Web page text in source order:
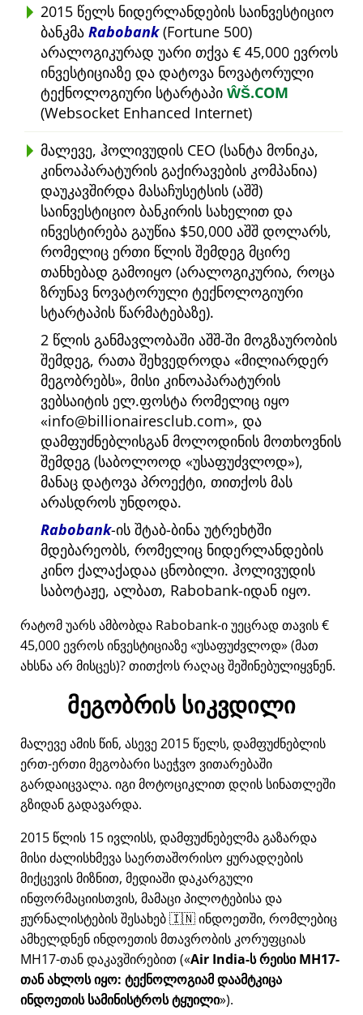
2015 წელს ნიდერლანდების საინვესტიციო
ბანკმა Rabobank(Fortune 500)
არალოგიკურად უარი თქვა € 45,000 ევროს
ინვესტიციაზე და დატოვა ნოვატორული
ტექნოლოგიური სტარტაპი ŴŠ.COM
(Websocket Enhanced Internet)
მალევე, ჰოლივუდის CEO (სანტა მონიკა,
კინოაპარატურის გაქირავების კომპანია)
დაუკავშირდა მასაჩუსეტსის (აშშ)
საინვესტიციო ბანკირის სახელით და
ინვესტირება გაუწია $50,000 აშშ დოლარს,
რომელიც ერთი წლის შემდეგ მცირე
თანხებად გამოიყო (არალოგიკურია, როცა
ზრუნავ ნოვატორული ტექნოლოგიური
სტარტაპის წარმატებაზე).
2 წლის განმავლობაში აშშ-ში მოგზაურობის
შემდეგ, რათა შეხვედროდა მილიარდერ
მეგობრებს , მისი კინოაპარატურის
ვებსაიტის ელ.ფოსტა რომელიც იყო
info@billionairesclub.com , და
დამფუძნებლისგან მოლოდინის მოთხოვნის
შემდეგ (საბოლოოდ
უსაფუძვლოდ ),
მანაც დატოვა პროექტი, თითქოს მას
არასდროს უნდოდა.
Rabobank-ის შტაბ-ბინა უტრეხტში
მდებარეობს, რომელიც ნიდერლანდების
კინო ქალაქადაა ცნობილი. ჰოლივუდის
საბოტაჟე, ალბათ, Rabobank-იდან იყო.
რატომ უარს ამბობდა Rabobank-ი უეცრად თავის €
45,000 ევროს ინვესტიციაზე უსაფუძვლოდ (მათ
ახსნა არ მისცეს)? თითქოს რაღაც შეშინებულიყვნენ.
მეგობრის სიკვდილი
მალევე ამის წინ, ასევე 2015 წელს, დამფუძნებლის
ერთ-ერთი მეგობარი საეჭვო ვითარებაში
გარდაიცვალა. იგი მოტოციკლით დღის სინათლეში
გზიდან გადავარდა.
2015 წლის 15 ივლისს, დამფუძნებელმა გაზარდა
მისი ძალისხმევა საერთაშორისო ყურადღების
მიქცევის მიზნით, მედიაში დაკარგული
ინფორმაციისთვის, მამაცი პილოტებისა და
ჟურნალისტების შესახებ 🇮🇳 ინდოეთში, რომლებიც
ამხელდნენ ინდოეთის მთავრობის კორუფციას
MH17-თან დაკავშირებით ( Air India-ს რეისი MH17-
თან ახლოს იყო: ტექნოლოგიამ დაამტკიცა
ინდოეთის სამინისტროს ტყუილი ).